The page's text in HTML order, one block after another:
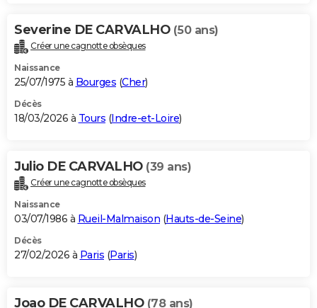
Severine DE CARVALHO (50 ans)
Créer une cagnotte obsèques
Naissance
25/07/1975 à Bourges (Cher)
Décès
18/03/2026 à Tours (Indre-et-Loire)
Julio DE CARVALHO (39 ans)
Créer une cagnotte obsèques
Naissance
03/07/1986 à Rueil-Malmaison (Hauts-de-Seine)
Décès
27/02/2026 à Paris (Paris)
Joao DE CARVALHO (78 ans)